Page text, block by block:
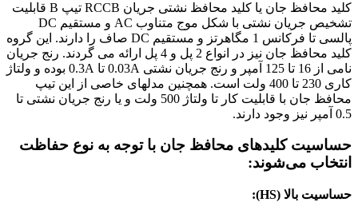
کلید محافظ جان یا کلید محافظ نشتی جریان RCCB تیپ B قابلیت
تشخیص جریان نشتی با شکل موج متناوب AC و مستقیم DC
پالسی تا فرکانس 1 مگاهرتز و مستقیم DC صاف را دارند. این گروه
کلید محافظ جان نیز در انواع 2 پل و 4 پل ارائه می گردند. رنج جریان
نامی از 16 تا 125 آمپر و رنج جریان نشتی 0.03A تا 0.3A بوده و ولتاژ
کاری 230 تا 400 ولت است. همچنین مدلهای خاصی از این تیپ
محافظ جان با قابلیت کار تا ولتاژ 500 ولت و یا رنج جریان نشتی تا
0.5 آمپر نیز وجود دارند.
حساسیت کلیدهای محافظ جان با توجه به نوع حفاظت
انتخاب می‌شوند:
حساسیت بالا (HS):